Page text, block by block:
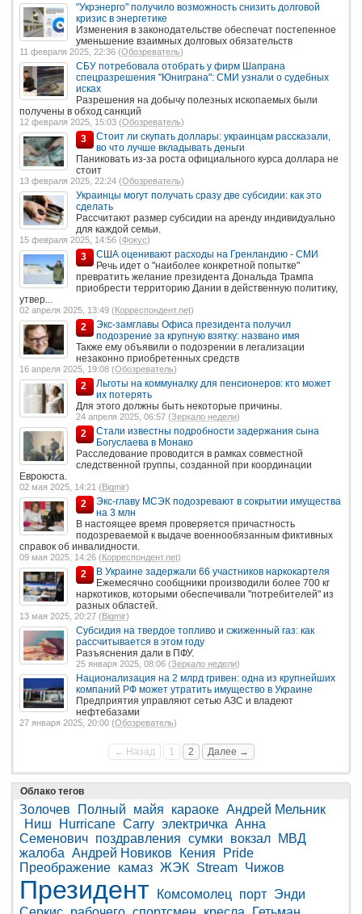
"Укрэнерго" получило возможность снизить долговой
кризис в энергетике
Изменения в законодательстве обеспечат постепенное
уменьшение взаимных долговых обязательств
11 февраля 2025, 22:36 (Обозреватель)
СБУ потребовала отобрать у фирм Шапрана
спецразрешения "Юниграна": СМИ узнали о судебных
исках
Разрешения на добычу полезных ископаемых были
получены в обход санкций
12 февраля 2025, 15:03 (Обозреватель)
3
Стоит ли скупать доллары: украинцам рассказали,
во что лучше вкладывать деньги
Паниковать из-за роста официального курса доллара не
стоит
13 февраля 2025, 22:24 (Обозреватель)
Украинцы могут получать сразу две субсидии: как это
сделать
Рассчитают размер субсидии на аренду индивидуально
для каждой семьи.
15 февраля 2025, 14:56 (Фокус)
3
США оценивают расходы на Гренландию - СМИ
Речь идет о "наиболее конкретной попытке"
превратить желание президента Дональда Трампа
приобрести территорию Дании в действенную политику,
утвер...
02 апреля 2025, 13:49 (Корреспондент.net)
2
Экс-замглавы Офиса президента получил
подозрение за крупную взятку: названо имя
Также ему объявили о подозрении в легализации
незаконно приобретенных средств
16 апреля 2025, 19:08 (Обозреватель)
2
Льготы на коммуналку для пенсионеров: кто может
их потерять
Для этого должны быть некоторые причины.
24 апреля 2025, 06:57 (Зеркало недели)
2
Стали известны подробности задержания сына
Богуслаева в Монако
Расследование проводится в рамках совместной
следственной группы, созданной при координации
Евроюста.
02 мая 2025, 14:21 (Bigmir)
2
Экс-главу МСЭК подозревают в сокрытии имущества
на 3 млн
В настоящее время проверяется причастность
подозреваемой к выдаче военнообязанным фиктивных
справок об инвалидности.
09 мая 2025, 14:26 (Корреспондент.net)
2
В Украине задержали 66 участников наркокартеля
Ежемесячно сообщники производили более 700 кг
наркотиков, которыми обеспечивали "потребителей" из
разных областей.
13 мая 2025, 20:27 (Bigmir)
Субсидия на твердое топливо и сжиженный газ: как
рассчитывается в этом году
Разъяснения дали в ПФУ.
25 января 2025, 08:06 (Зеркало недели)
Национализация на 2 млрд гривен: одна из крупнейших
компаний РФ может утратить имущество в Украине
Предприятия управляют сетью АЗС и владеют
нефтебазами
27 января 2025, 20:00 (Обозреватель)
← Назад 1 2 Далее →
Облако тегов
Золочев Полный майя караоке Андрей Мельник
Ниш
Hurricane Carry электричка Анна
Семенович поздравления сумки вокзал
МВД
жалоба Андрей Новиков Кения
Pride
Преображение камаз ЖЭК Stream Чижов
Президент Комсомолец порт Энди